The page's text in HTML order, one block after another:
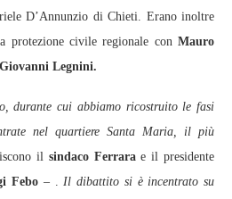
D’Annunzio di Chieti. Erano inoltre
protezione civile regionale con Mauro
Giovanni Legnini.
durante cui abbiamo ricostruito le fasi
nel quartiere Santa Maria, il più
il sindaco Ferrarae il presidente
Febo – .Il dibattito si è incentrato su